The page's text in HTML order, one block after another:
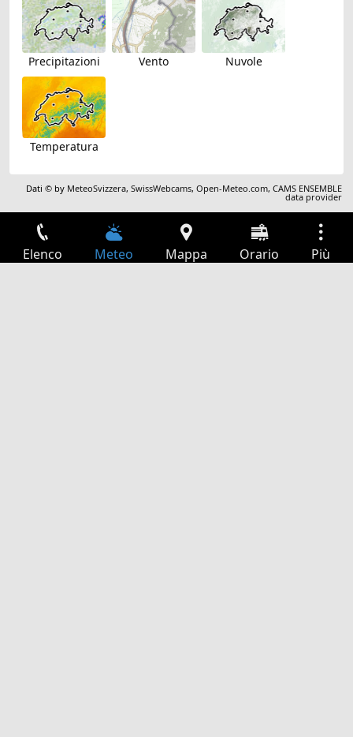
Precipitazioni Vento Nuvole
Temperatura
Dati © by MeteoSvizzera,SwissWebcams,Open-Meteo.com,CAMS ENSEMBLE
data provider
Elenco Meteo Mappa Orario Più